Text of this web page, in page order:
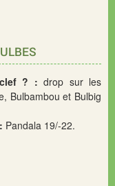
? : drop sur les
Bulbambou et Bulbig
Pandala 19/-22.